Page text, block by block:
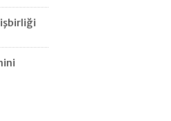
işbirliği